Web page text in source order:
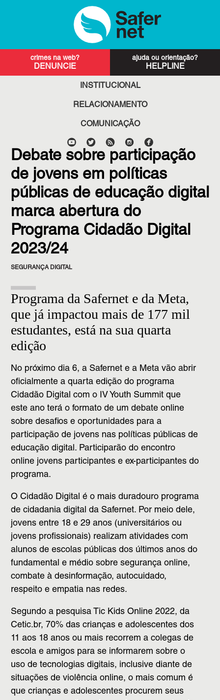
DENUNCIE HELPLINE
INSTITUCIONAL
RELACIONAMENTO
COMUNICAÇÃO
Debate sobre participação
de jovens em políticas
públicas de educação digital
marca abertura do
Programa Cidadão Digital
2023/24
SEGURANÇA DIGITAL
Programa da Safernet e da Meta,
que já impactou mais de 177 mil
estudantes, está na sua quarta
edição
No próximo dia 6, a Safernet e a Meta vão abrir
oficialmente a quarta edição do programa
Cidadão Digital com o IV Youth Summit que
este ano terá o formato de um debate online
sobre desafios e oportunidades para a
participação de jovens nas políticas públicas de
educação digital. Participarão do encontro
online jovens participantes e ex-participantes do
programa.
O Cidadão Digital é o mais duradouro programa
de cidadania digital da Safernet. Por meio dele,
jovens entre 18 e 29 anos (universitários ou
jovens profissionais) realizam atividades com
alunos de escolas públicas dos últimos anos do
fundamental e médio sobre segurança online,
combate à desinformação, autocuidado,
respeito e empatia nas redes.
Segundo a pesquisa Tic Kids Online 2022, da
Cetic.br, 70% das crianças e adolescentes dos
11 aos 18 anos ou mais recorrem a colegas de
escola e amigos para se informarem sobre o
uso de tecnologias digitais, inclusive diante de
situações de violência online, o mais comum é
que crianças e adolescentes procurem seus